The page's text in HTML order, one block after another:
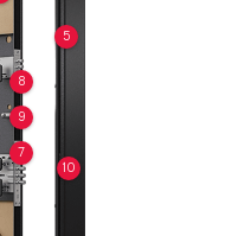
5
7
8
9
10